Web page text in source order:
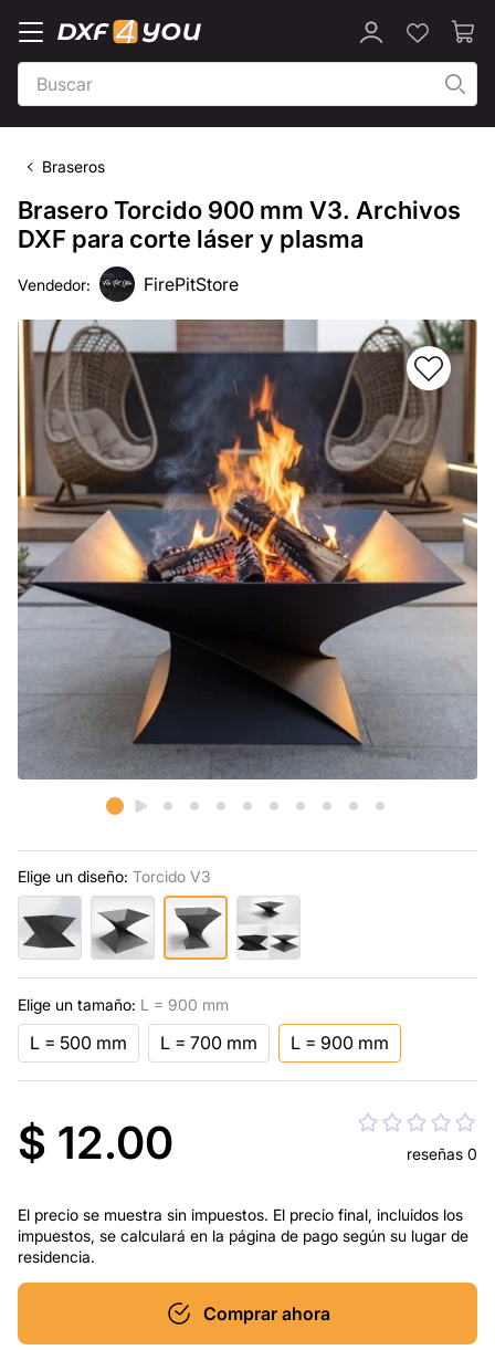
Braseros
Brasero Torcido 900 mm V3. Archivos
DXF para corte láser y plasma
Vendedor: FirePitStore
Elige un diseño: Torcido V3
Elige un tamaño: L = 900 mm
L = 500 mm L = 700 mm L = 900 mm
$ 12.00 reseñas 0
El precio se muestra sin impuestos. El precio final, incluidos los
impuestos, se calculará en la página de pago según su lugar de
residencia.
Comprar ahora